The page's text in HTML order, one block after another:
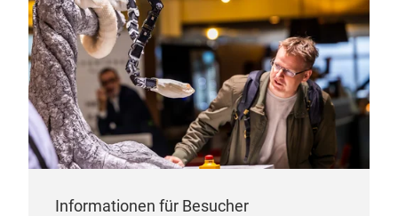
Informationen für Besucher